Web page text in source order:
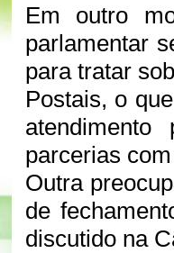
Em outro
parlamentar
para tratar
Postais, o
parcerias
Outra
de
discutido na